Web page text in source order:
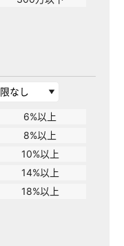
6%以上
8%以上
10%以上
14%以上
18%以上